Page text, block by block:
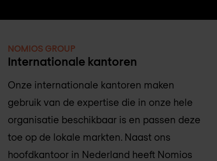
NOMIOS GROUP
Internationale kantoren
Onze internationale kantoren maken
gebruik van de expertise die in onze hele
organisatie beschikbaar is en passen deze
toe op de lokale markten. Naast ons
hoofdkantoor in Nederland heeft Nomios